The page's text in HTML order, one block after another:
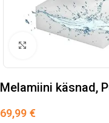
Suurendamiseks
Melamiini käsnad,
69,99 €